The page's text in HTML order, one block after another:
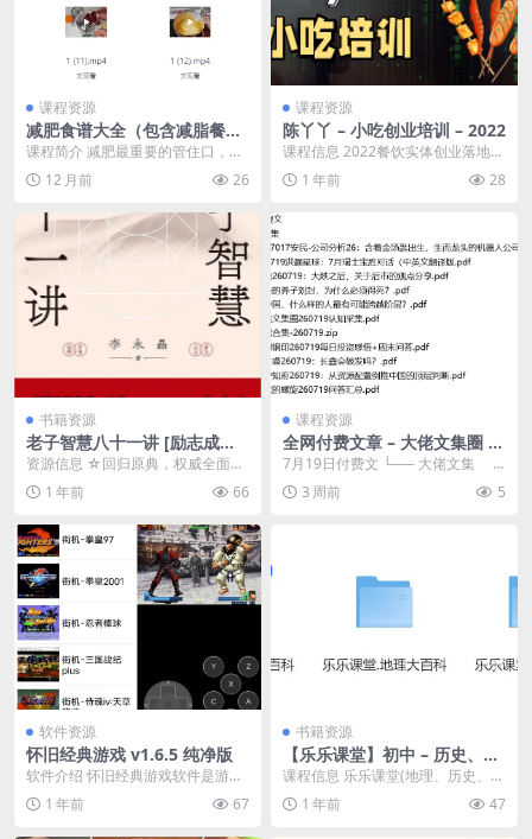
课程资源
减肥食谱大全（包含减脂餐制
作视频、瘦身课等等）
课程简介 减肥最重要的管住口，所
谓三分练，七分吃，但很多人觉得
吃不饱，容易暴饮暴...
12 月前 26
课程资源
陈丫丫 – 小吃创业培训 – 2022
课程信息 2022餐饮实体创业落地超
级指南。。 课程目录 ├── 第01课
第一节...
1 年前 28
书籍资源
老子智慧八十一讲 [励志成功]
[pdf+全格式]
资源信息 ☆回归原典，权威全面融
合出土文献，复原更符合老子本意
的原典旁征博引，吸...
1 年前 66
课程资源
全网付费文章 – 大佬文集圈 学
习先锋 精选研报 7月19日更新
7月19日付费文 └── 大佬文集 ├
── 2607...
3 周前 5
软件资源
怀旧经典游戏 v1.6.5 纯净版
软件介绍 怀旧经典游戏软件是游戏
爱好者重温往昔的乐园。它集合了
众多经典老游戏，像...
1 年前 67
书籍资源
【乐乐课堂】初中 – 历史、地
理、生物 大百科
课程信息 乐乐课堂(地理、历史、生
物)。 课程目录 ├── 乐乐课堂.地理
大百科...
1 年前 47